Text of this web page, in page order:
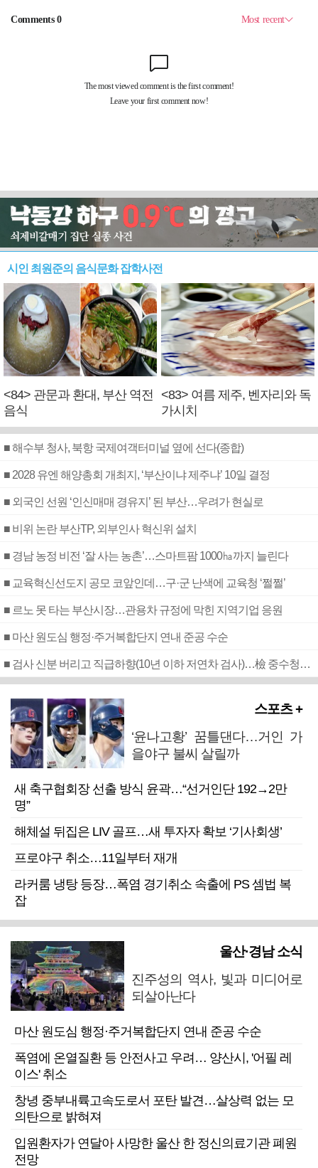
시인 최원준의 음식문화 잡학사전
<84> 관문과 환대, 부산 역전
음식
<83> 여름 제주, 벤자리와 독
가시치
■ 해수부 청사, 북항 국제여객터미널 옆에 선다(종합)
■ 2028 유엔 해양총회 개최지, ‘부산이냐 제주냐’ 10일 결정
■ 외국인 선원 ‘인신매매 경유지’ 된 부산…우려가 현실로
■ 비위 논란 부산TP, 외부인사 혁신위 설치
■ 경남 농정 비전 ‘잘 사는 농촌’…스마트팜 1000㏊까지 늘린다
■ 교육혁신선도지 공모 코앞인데…구·군 난색에 교육청 ‘쩔쩔’
■ 르노 못 타는 부산시장…관용차 규정에 막힌 지역기업 응원
■ 마산 원도심 행정·주거복합단지 연내 준공 수순
■ 검사 신분 버리고 직급하향(10년 이하 저연차 검사)…檢 중수청행 기피
스포츠 +
‘윤나고황’ 꿈틀댄다…거인 가
을야구 불씨 살릴까
새 축구협회장 선출 방식 윤곽…“선거인단 192→2만
명”
해체설 뒤집은 LIV 골프…새 투자자 확보 ‘기사회생’
프로야구 취소…11일부터 재개
라커룸 냉탕 등장…폭염 경기취소 속출에 PS 셈법 복
잡
울산·경남 소식
진주성의 역사, 빛과 미디어로
되살아난다
마산 원도심 행정·주거복합단지 연내 준공 수순
폭염에 온열질환 등 안전사고 우려… 양산시, '어필 레
이스' 취소
창녕 중부내륙고속도로서 포탄 발견…살상력 없는 모
의탄으로 밝혀져
입원환자가 연달아 사망한 울산 한 정신의료기관 폐원
전망